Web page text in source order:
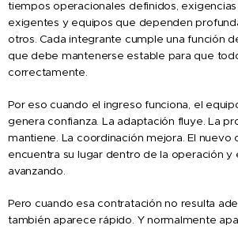
tiempos operacionales definidos,
exigentes y equipos que dependen
otros. Cada integrante cumple una función
que debe mantenerse estable para que
correctamente.
Por eso cuando el ingreso funciona, el
genera confianza. La adaptación fluye. La
mantiene. La coordinación mejora. El nuevo
encuentra su lugar dentro de la operación y
avanzando.
Pero cuando esa contratación no resulta
también aparece rápido. Y normalmente